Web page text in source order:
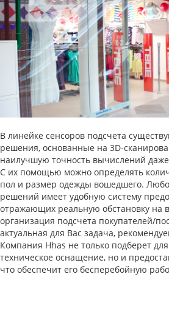
В линейке сенсоров подсчета
решения, основанные на 3D-
наилучшую точность вычислений
С их помощью можно определять
пол и размер одежды вошедшего.
решений имеет удобную систему
отражающих реальную обстановку на
организация подсчета покупателей/
актуальная для Вас задача,
Компания Hhas не только подберет
техническое оснащение, но и
что обеспечит его бесперебойную